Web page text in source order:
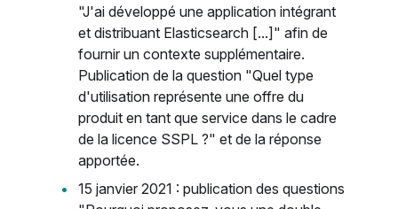
"J'ai développé une application intégrant
et distribuant Elasticsearch [...]" afin de
fournir un contexte supplémentaire.
Publication de la question "Quel type
d'utilisation représente une offre du
produit en tant que service dans le cadre
de la licence SSPL ?" et de la réponse
apportée.
15 janvier 2021 : publication des questions